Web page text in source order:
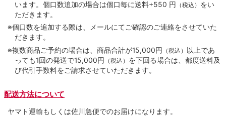
います。個口数追加の場合は個口毎に送料+550 円 （税込） をい
ただきます。
※個口数を追加する際は、メールにてご確認のご連絡をさせていた
だきます。
※複数商品ご予約の場合は、商品合計が15,000円 （税込） 以上であ
っても1回の発送で15,000円 （税込） を下回る場合は、都度送料及
び代引手数料をご請求させていただきます。
配送方法について
ヤマト運輸もしくは佐川急便でのお届けになります。